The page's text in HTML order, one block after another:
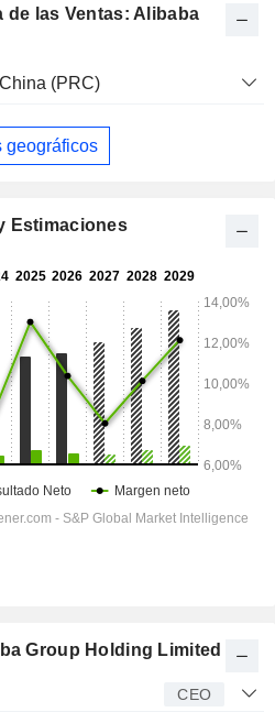
de las Ventas: Alibaba
(PRC)
geográficos
Group Holding Limited
CEO
Estimaciones